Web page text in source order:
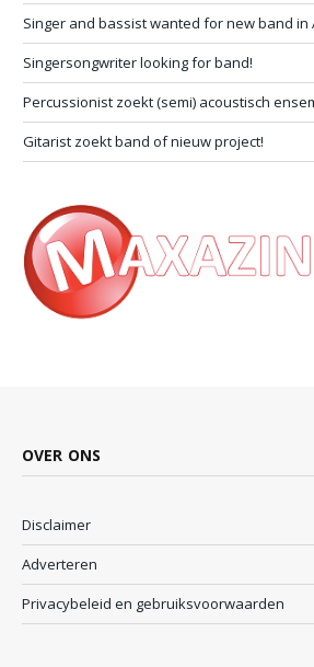
Singer and bassist wanted for new band in
Singersongwriter looking for band!
Percussionist zoekt (semi) acoustisch
Gitarist zoekt band of nieuw project!
OVER ONS
Disclaimer
Adverteren
Privacybeleid en gebruiksvoorwaarden